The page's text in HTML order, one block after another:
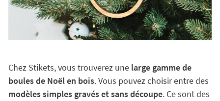
Chez Stikets, vous trouverez unelarge gamme de
boules de Noël en bois. Vous pouvez choisir entre des
modèles simples gravés et sans découpe. Ce sont des